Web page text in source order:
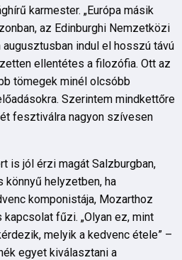
karmester. „Európa másik
az Edinburghi Nemzetközi
indul el hosszú távú
ellentétes a filozófia. Ott az
tömegek minél olcsóbb
Szerintem mindkettőre
fesztiválra nagyon szívesen
is jól érzi magát Salzburgban,
könnyű helyzetben, ha
komponistája, Mozarthoz
fűzi. „Olyan ez, mint
melyik a kedvenc étele” –
egyet kiválasztani a